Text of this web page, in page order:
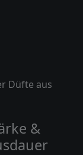
Düfte aus
&